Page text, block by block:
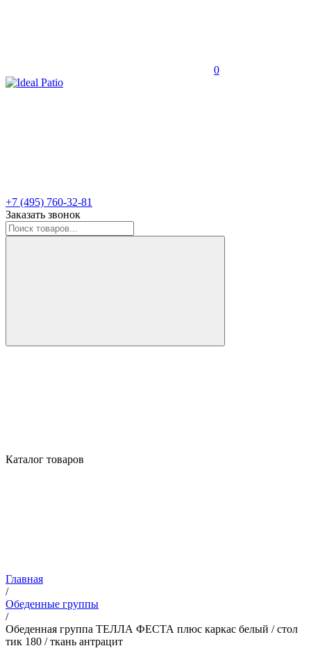
0
+7 (495) 760-32-81
Заказать звонок
Каталог товаров
Главная
/
Обеденные группы
/
Обеденная группа ТЕЛЛА ФЕСТА плюс каркас белый / стол
тик 180 / ткань антрацит